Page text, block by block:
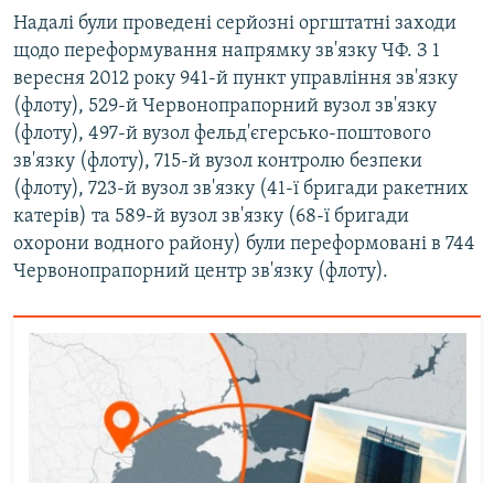
Надалі були проведені серйозні оргштатні заходи
щодо переформування напрямку зв'язку ЧФ. З 1
вересня 2012 року 941-й пункт управління зв'язку
(флоту), 529-й Червонопрапорний вузол зв'язку
(флоту), 497-й вузол фельд'єгерсько-поштового
зв'язку (флоту), 715-й вузол контролю безпеки
(флоту), 723-й вузол зв'язку (41-ї бригади ракетних
катерів) та 589-й вузол зв'язку (68-ї бригади
охорони водного району) були переформовані в 744
Червонопрапорний центр зв'язку (флоту).